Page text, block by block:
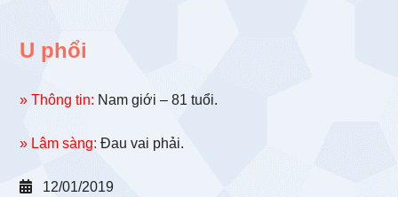
U phổi
» Thông tin: Nam giới – 81 tuổi.
» Lâm sàng: Đau vai phải.
12/01/2019